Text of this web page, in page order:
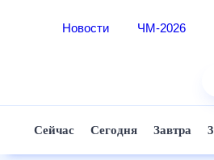
Новости ЧМ-2026
Сейчас Сегодня Завтра